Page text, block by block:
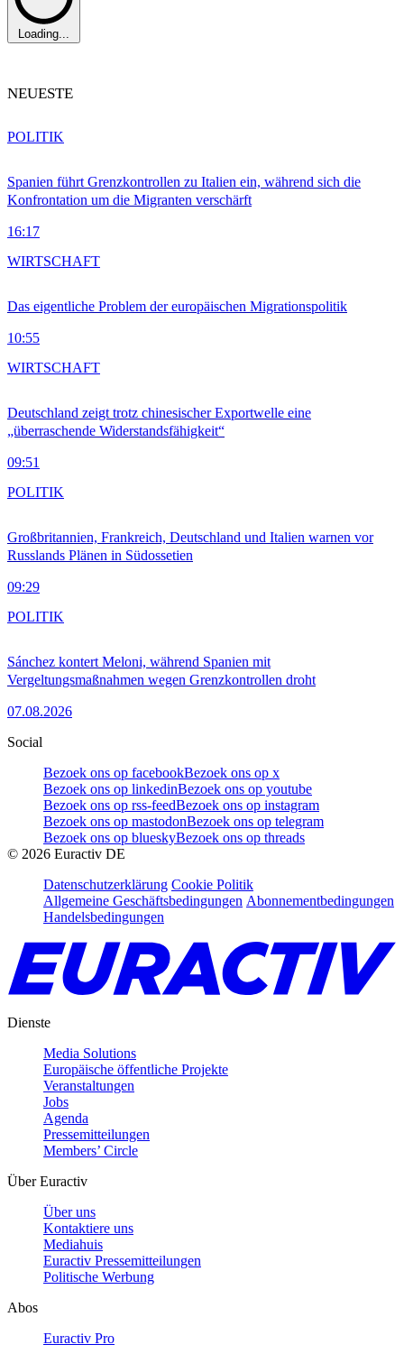
Loading...
NEUESTE
Spanien führt Grenzkontrollen zu Italien ein, während sich die
Konfrontation um die Migranten verschärft
16:17
POLITIK
Das eigentliche Problem der europäischen Migrationspolitik
10:55
WIRTSCHAFT
Deutschland zeigt trotz chinesischer Exportwelle eine
„überraschende Widerstandsfähigkeit“
09:51
WIRTSCHAFT
Großbritannien, Frankreich, Deutschland und Italien warnen vor
Russlands Plänen in Südossetien
09:29
POLITIK
Sánchez kontert Meloni, während Spanien mit
Vergeltungsmaßnahmen wegen Grenzkontrollen droht
07.08.2026
POLITIK
Social
Bezoek ons op facebookBezoek ons op x
Bezoek ons op linkedinBezoek ons op youtube
Bezoek ons op rss-feedBezoek ons op instagram
Bezoek ons op mastodonBezoek ons op telegram
Bezoek ons op blueskyBezoek ons op threads
© 2026 Euractiv DE
Datenschutzerklärung Cookie Politik
Allgemeine Geschäftsbedingungen Abonnementbedingungen
Handelsbedingungen
Dienste
Media Solutions
Europäische öffentliche Projekte
Veranstaltungen
Jobs
Agenda
Pressemitteilungen
Members’ Circle
Über Euractiv
Über uns
Kontaktiere uns
Mediahuis
Euractiv Pressemitteilungen
Politische Werbung
Abos
Euractiv Pro